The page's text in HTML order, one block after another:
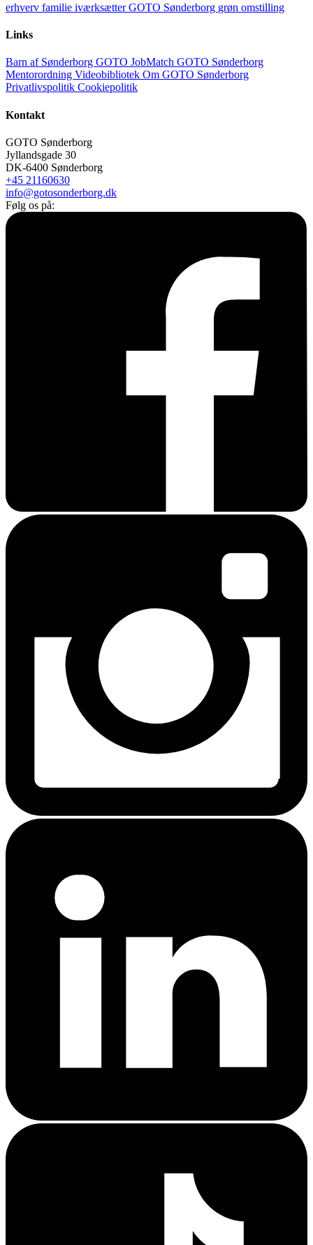
erhverv familie iværksætterGOTO Sønderborg grøn omstilling
Links
Barn af Sønderborg GOTO JobMatch GOTO Sønderborg
Mentorordning Videobibliotek Om GOTO Sønderborg
Privatlivspolitik Cookiepolitik
Kontakt
GOTO Sønderborg
Jyllandsgade 30
DK-6400 Sønderborg
+45 21160630
info@gotosonderborg.dk
Følg os på: